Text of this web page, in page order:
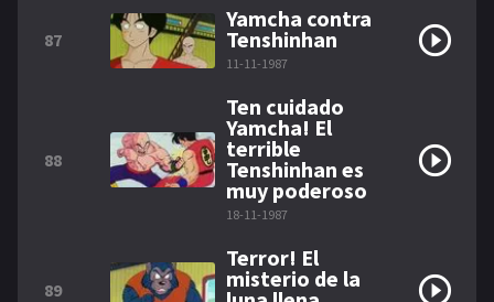
87
Yamcha contra
Tenshinhan
11-11-1987
88
Ten cuidado
Yamcha! El
terrible
Tenshinhan es
muy poderoso
18-11-1987
89
Terror! El
misterio de la